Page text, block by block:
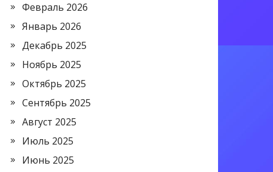
Февраль 2026
Январь 2026
Декабрь 2025
Ноябрь 2025
Октябрь 2025
Сентябрь 2025
Август 2025
Июль 2025
Июнь 2025